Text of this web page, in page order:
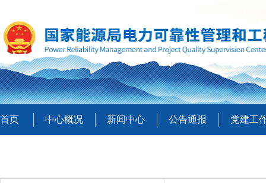
首页 中心概况 新闻中心 公告通报 党建工